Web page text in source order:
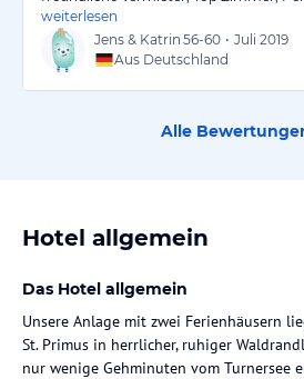
weiterlesen
Jens & Katrin 56-60 • Juli 2019
Aus Deutschland
Alle
Hotel allgemein
Das Hotel allgemein
Unsere Anlage mit zwei Ferienhäusern
St. Primus in herrlicher, ruhiger
nur wenige Gehminuten vom Turnersee